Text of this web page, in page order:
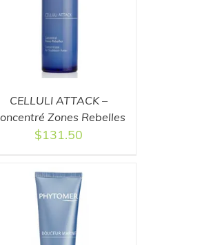
CELLULI ATTACK –
Zones Rebelles
$131.50